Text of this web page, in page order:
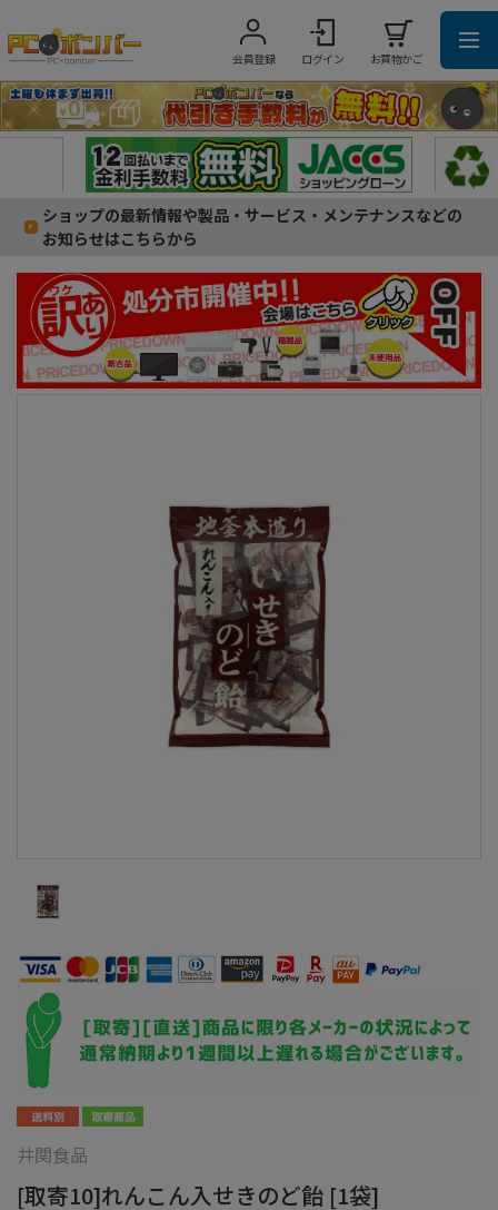
会員登録 ログイン お買物かご
ショップの最新情報や製品・サービス・メンテナンスなどの
お知らせはこちらから
井関食品
[取寄10]れんこん入せきのど飴 [1袋]